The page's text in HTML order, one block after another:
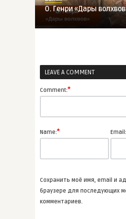
О. Генри «Дары
admin
Сорокина
LEAVE A COMMENT
Comment:*
Name:* Email:
Сохранить моё имя, email и
браузере для последующих
комментариев.